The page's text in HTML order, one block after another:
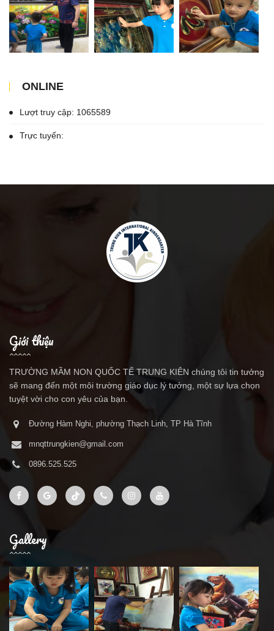
ONLINE
Lượt truy cập: 1065589
Trực tuyến:
Giới thiệu
TRƯỜNG MẦM NON QUỐC TẾ TRUNG KIÊN chúng tôi tin tưởng
sẽ mang đến một môi trường giáo dục lý tưởng, một sự lựa chọn
tuyệt vời cho con yêu của bạn.
Đường Hàm Nghi, phường Thạch Linh, TP Hà Tĩnh
mnqttrungkien@gmail.com
0896.525.525
Gallery